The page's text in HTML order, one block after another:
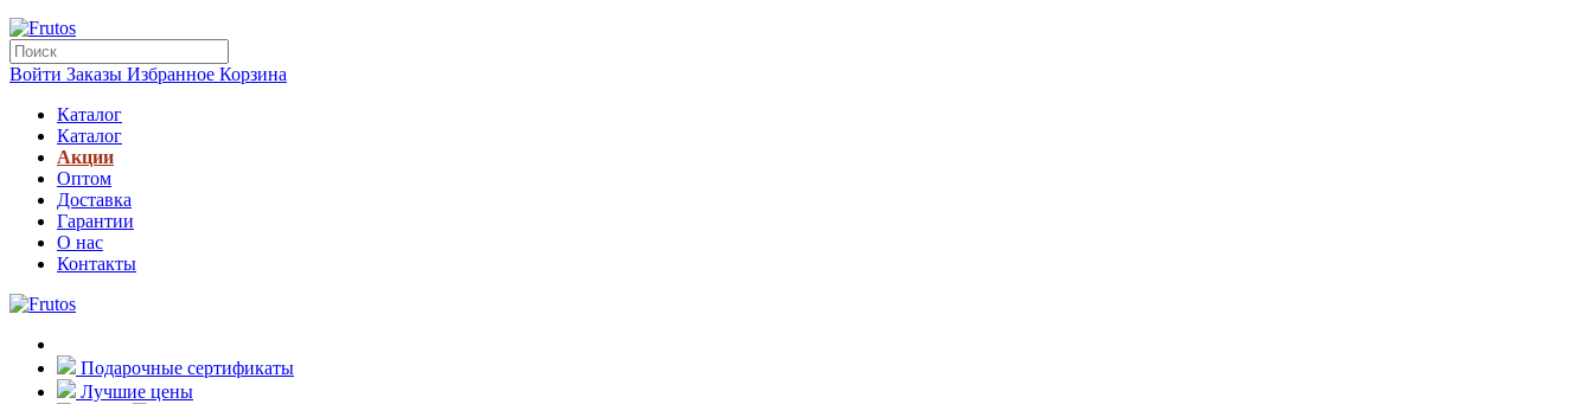
Войти Заказы Избранное Корзина
Каталог
Каталог
Акции
Оптом
Доставка
Гарантии
О нас
Контакты
Подарочные сертификаты
Лучшие цены